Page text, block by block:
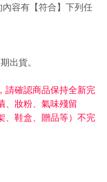
容有【符合】下列任
出貨。
請確認商品保持全新完
、妝粉、氣味殘留
、鞋盒、贈品等）不完